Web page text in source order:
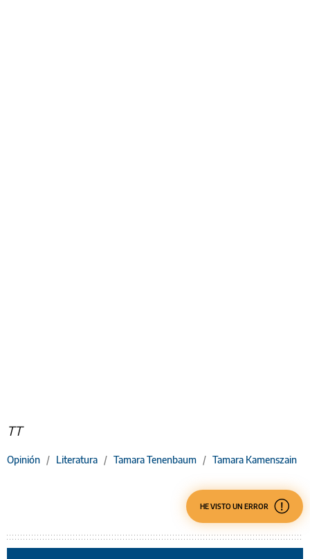
TT
Opinión / Literatura / Tamara Tenenbaum / Tamara Kamenszain
HE VISTO UN ERROR